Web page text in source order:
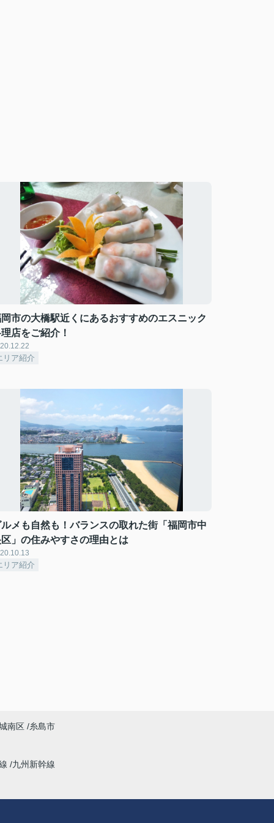
市の大橋駅近くにあるおすすめのエスニック
店をご紹介！
リア紹介
メも自然も！バランスの取れた街「福岡市中
」の住みやすさの理由とは
リア紹介
南区 糸島市
九州新幹線